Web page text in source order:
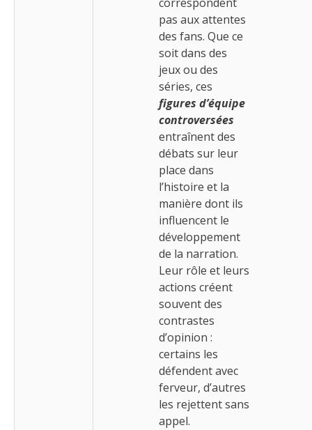
correspondent
pas aux attentes
des fans. Que ce
soit dans des
jeux ou des
séries, ces
figures d’équipe
controversées
entraînent des
débats sur leur
place dans
l’histoire et la
manière dont ils
influencent le
développement
de la narration.
Leur rôle et leurs
actions créent
souvent des
contrastes
d’opinion :
certains les
défendent avec
ferveur, d’autres
les rejettent sans
appel.